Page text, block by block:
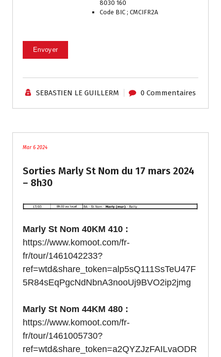
8030 160
Code BIC ; CMCIFR2A
Envoyer
SEBASTIEN LE GUILLERM 0 Commentaires
Mar 6 2024
Sorties Marly St Nom du 17 mars 2024
– 8h30
Marly St Nom 40KM 410 :
https://www.komoot.com/fr-
fr/tour/1461042233?
ref=wtd&share_token=alp5sQ111SsTeU47F
5R84sEqPgcNdNbnA3nooUj9BVO2ip2jmg
Marly St Nom 44KM 480 :
https://www.komoot.com/fr-
fr/tour/1461005730?
ref=wtd&share_token=a2QYZJzFAILvaODR